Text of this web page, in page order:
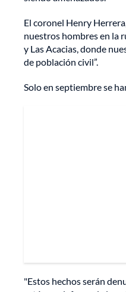
El coronel Henry
nuestros hombres en la
y Las Acacias, donde
de población civil”.
Solo en septiembre se
"Estos hechos serán